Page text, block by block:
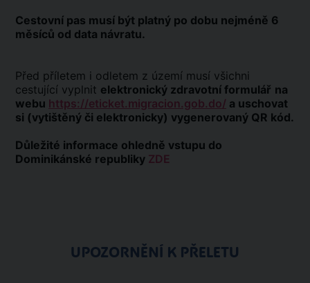
Cestovní pas musí být platný po dobu nejméně 6
měsíců od data návratu.
Před příletem i odletem z území musí všichni
cestující vyplnit elektronický zdravotní formulář na
webu https://eticket.migracion.gob.do/ a uschovat
si (vytištěný či elektronicky) vygenerovaný QR kód.
Důležité informace ohledně vstupu do
Dominikánské republiky ZDE
UPOZORNĚNÍ K PŘELETU